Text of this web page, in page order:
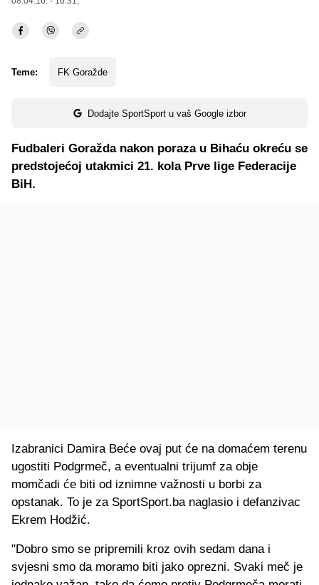
Teme: FK Goražde
Dodajte SportSport u vaš Google izbor
Fudbaleri Goražda nakon poraza u Bihaću okreću se
predstojećoj utakmici 21. kola Prve lige Federacije
BiH.
Izabranici Damira Beće ovaj put će na domaćem terenu
ugostiti Podgrmeč, a eventualni trijumf za obje
momčadi će biti od iznimne važnosti u borbi za
opstanak. To je za SportSport.ba naglasio i defanzivac
Ekrem Hodžić.
"Dobro smo se pripremili kroz ovih sedam dana i
svjesni smo da moramo biti jako oprezni. Svaki meč je